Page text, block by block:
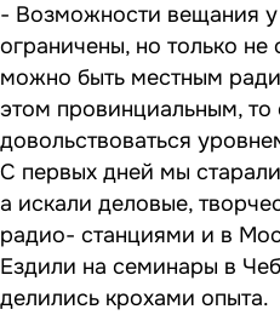
- Возможности вещания у
ограничены, но только не
можно быть местным
этом провинциальным, то
довольствоваться
С первых дней мы
а искали деловые,
радио- станциями и в
Ездили на семинары в
делились крохами опыта.